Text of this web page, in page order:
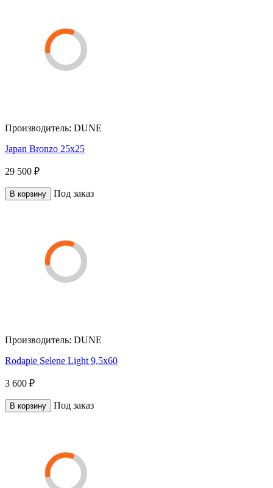
Производитель: DUNE
Japan Bronzo 25x25
29 500 ₽
В корзину Под заказ
Производитель: DUNE
Rodapie Selene Light 9,5x60
3 600 ₽
В корзину Под заказ